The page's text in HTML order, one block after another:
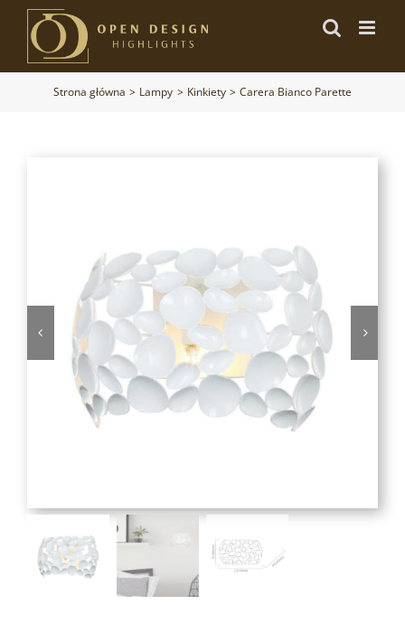
Przejdź
zawartości
Strona główna Lampy Kinkiety Carera Bianco Parette